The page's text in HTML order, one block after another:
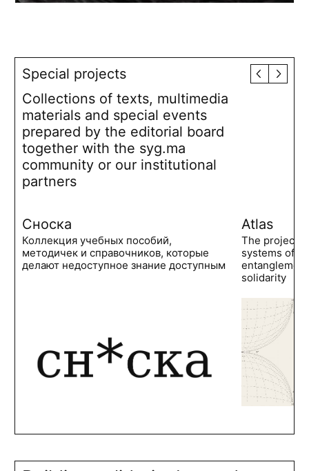
Special projects
Collections of texts, multimedia
materials and special events
prepared by the editorial board
together with the syg.ma
community or our institutional
partners
Сноска
Коллекция учебных пособий,
методичек и справочников, которые
делают недоступное знание доступным
Atlas
The project
systems of
solidarity